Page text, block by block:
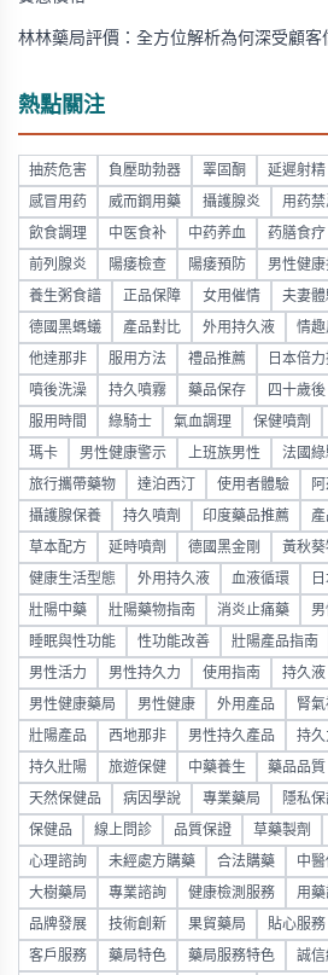
林林藥局評價：全方位解析為何深受顧客
熱點關注
抽菸危害 負壓助勃器 睪固酮 延遲射精
感冒用药 威而鋼用藥 攝護腺炎 用药禁
飲食調理 中医食补 中药养血 药膳食疗
前列腺炎 陽痿檢查 陽痿預防 男性健康
養生粥食譜 正品保障 女用催情 夫妻體
德國黑螞蟻 產品對比 外用持久液 情趣
他達那非 服用方法 禮品推薦 日本倍
噴後洗澡 持久噴霧 藥品保存 四十歲後
服用時間 綠騎士 氣血調理 保健噴劑
瑪卡 男性健康警示 上班族男性 法國
旅行攜帶藥物 達泊西汀 使用者體驗
攝護腺保養 持久噴劑 印度藥品推薦
草本配方 延時噴劑 德國黑金剛 黃秋葵
健康生活型態 外用持久液 血液循環
壯陽中藥 壯陽藥物指南 消炎止痛藥
睡眠與性功能 性功能改善 壯陽產品指南
男性活力 男性持久力 使用指南 持久液
男性健康藥局 男性健康 外用產品 腎
壯陽產品 西地那非 男性持久產品 持久
持久壯陽 旅遊保健 中藥養生 藥品品質
天然保健品 病因學說 專業藥局 隱私
保健品 線上問診 品質保證 草藥製劑
心理諮詢 未經處方購藥 合法購藥 中
大樹藥局 專業諮詢 健康檢測服務 用
品牌發展 技術創新 果貿藥局 貼心服務
客戶服務 藥局特色 藥局服務特色 誠信